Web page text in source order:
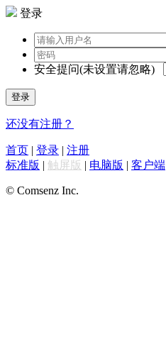
登录
安全提问(未设置请忽略)
登录
还没有注册？
首页 | 登录 | 注册
标准版 | 触屏版 | 电脑版 | 客户端
© Comsenz Inc.